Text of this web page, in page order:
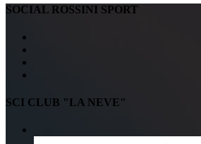
SOCIAL ROSSINI SPORT
SCI CLUB "LA NEVE"